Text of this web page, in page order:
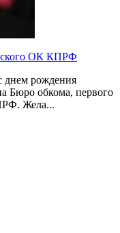
ОК КПРФ
днем рождения
Бюро обкома, первого
Жела...